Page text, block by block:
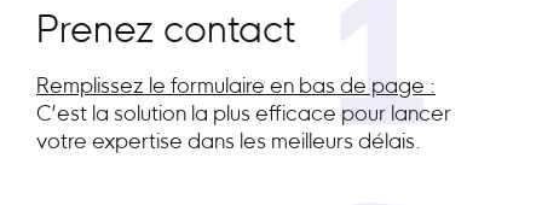
1
Prenez contact
Remplissez le formulaire en bas de page :
C’est la solution la plus efficace pour lancer
votre expertise dans les meilleurs délais.